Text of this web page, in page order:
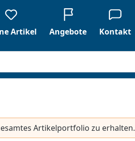
Artikel Angebote Kontakt
Artikelportfolio zu erhalten.